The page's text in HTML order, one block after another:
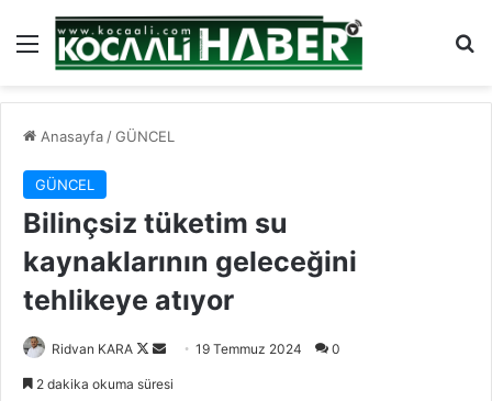
Menü
Anasayfa /GÜNCEL
GÜNCEL
Bilinçsiz tüketim su
kaynaklarının geleceğini
tehlikeye atıyor
Ridvan KARA
Follow
Bir
19 Temmuz 2024 0
2 dakika okuma süresi